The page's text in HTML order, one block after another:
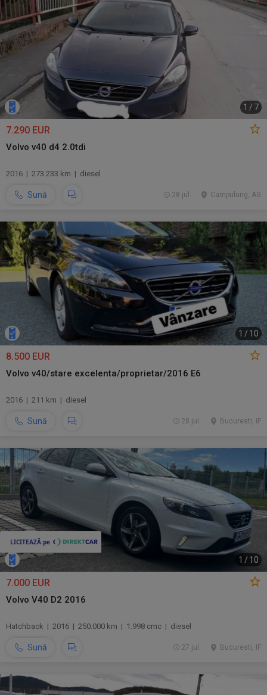
1 / 7
7.290 EUR
Volvo v40 d4 2.0tdi
2016 | 273.233 km | diesel
Sună Campulung, AG
28 jul.
1 /10
8.500 EUR
Volvo v40/stare excelenta/proprietar/2016 E6
2016 | 211 km | diesel
Sună Bucuresti, IF
28 jul.
1 / 10
7.000 EUR
Volvo V40 D2 2016
Hatchback | 2016 | 250.000 km | 1.998 cmc | diesel
Sună Bucuresti, IF
27 jul.